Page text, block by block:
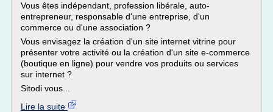
Vous êtes indépendant, profession libérale, auto-
entrepreneur, responsable d'une entreprise, d'un
commerce ou d'une association ?
Vous envisagez la création d'un site internet vitrine pour
présenter votre activité ou la création d'un site e-commerce
(boutique en ligne) pour vendre vos produits ou services
sur internet ?
Sitodi vous...
Lire la suite